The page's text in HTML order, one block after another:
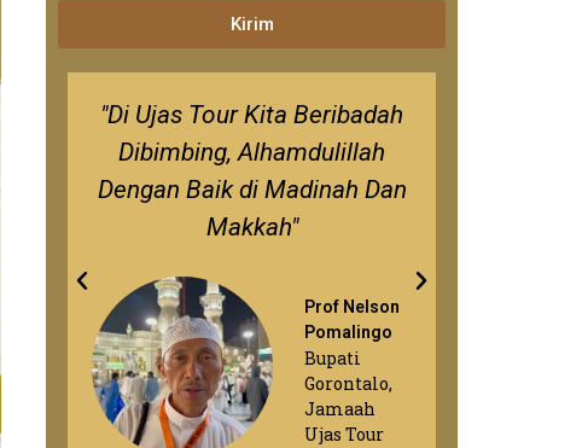
Kirim
"Di Ujas Tour Kita Beribadah
Dibimbing, Alhamdulillah
Dengan Baik di Madinah Dan
Makkah"
Prof Nelson
Pomalingo
Bupati
Gorontalo,
Jamaah
Ujas Tour